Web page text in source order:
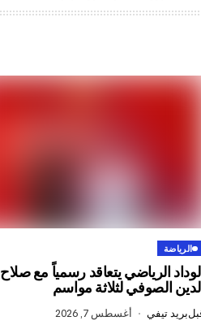
الرياضة
الرياضي يتعاقد رسمياً مع صلاح
الصوفي لثلاثة مواسم
بريد تيفي أغسطس 7, 2026